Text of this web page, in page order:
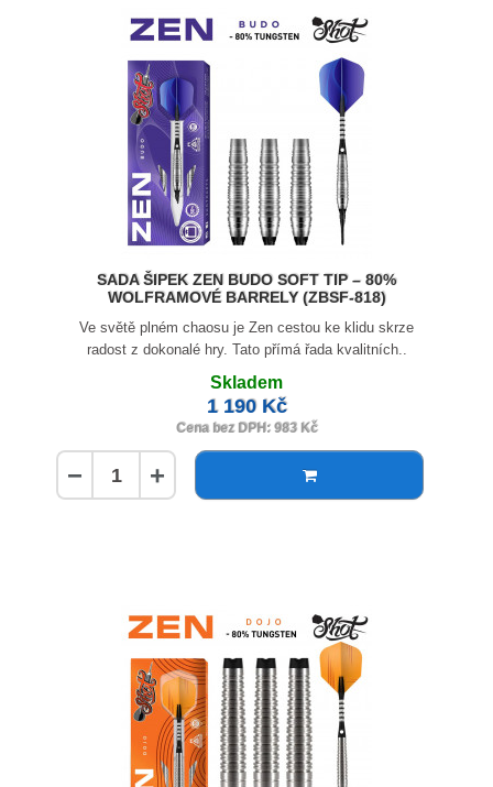
SADA ŠIPEK ZEN BUDO SOFT TIP – 80%
WOLFRAMOVÉ BARRELY (ZBSF-818)
Ve světě plném chaosu je Zen cestou ke klidu skrze
radost z dokonalé hry. Tato přímá řada kvalitních..
Skladem
1 190 Kč
Cena bez DPH: 983 Kč
− +